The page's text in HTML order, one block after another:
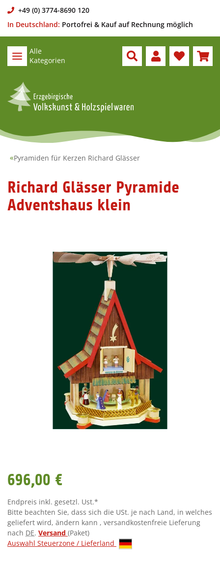
+49 (0) 3774-8690 120
In Deutschland: Portofrei & Kauf auf Rechnung möglich
Alle
Kategorien
Pyramiden für Kerzen Richard Glässer
Richard Glässer Pyramide
Adventshaus klein
696,00 €
Endpreis inkl. gesetzl. Ust.*
Bitte beachten Sie, dass sich die USt. je nach Land, in welches
geliefert wird, ändern kann , versandkostenfreie Lieferung
nach DE. Versand (Paket)
Auswahl Steuerzone / Lieferland